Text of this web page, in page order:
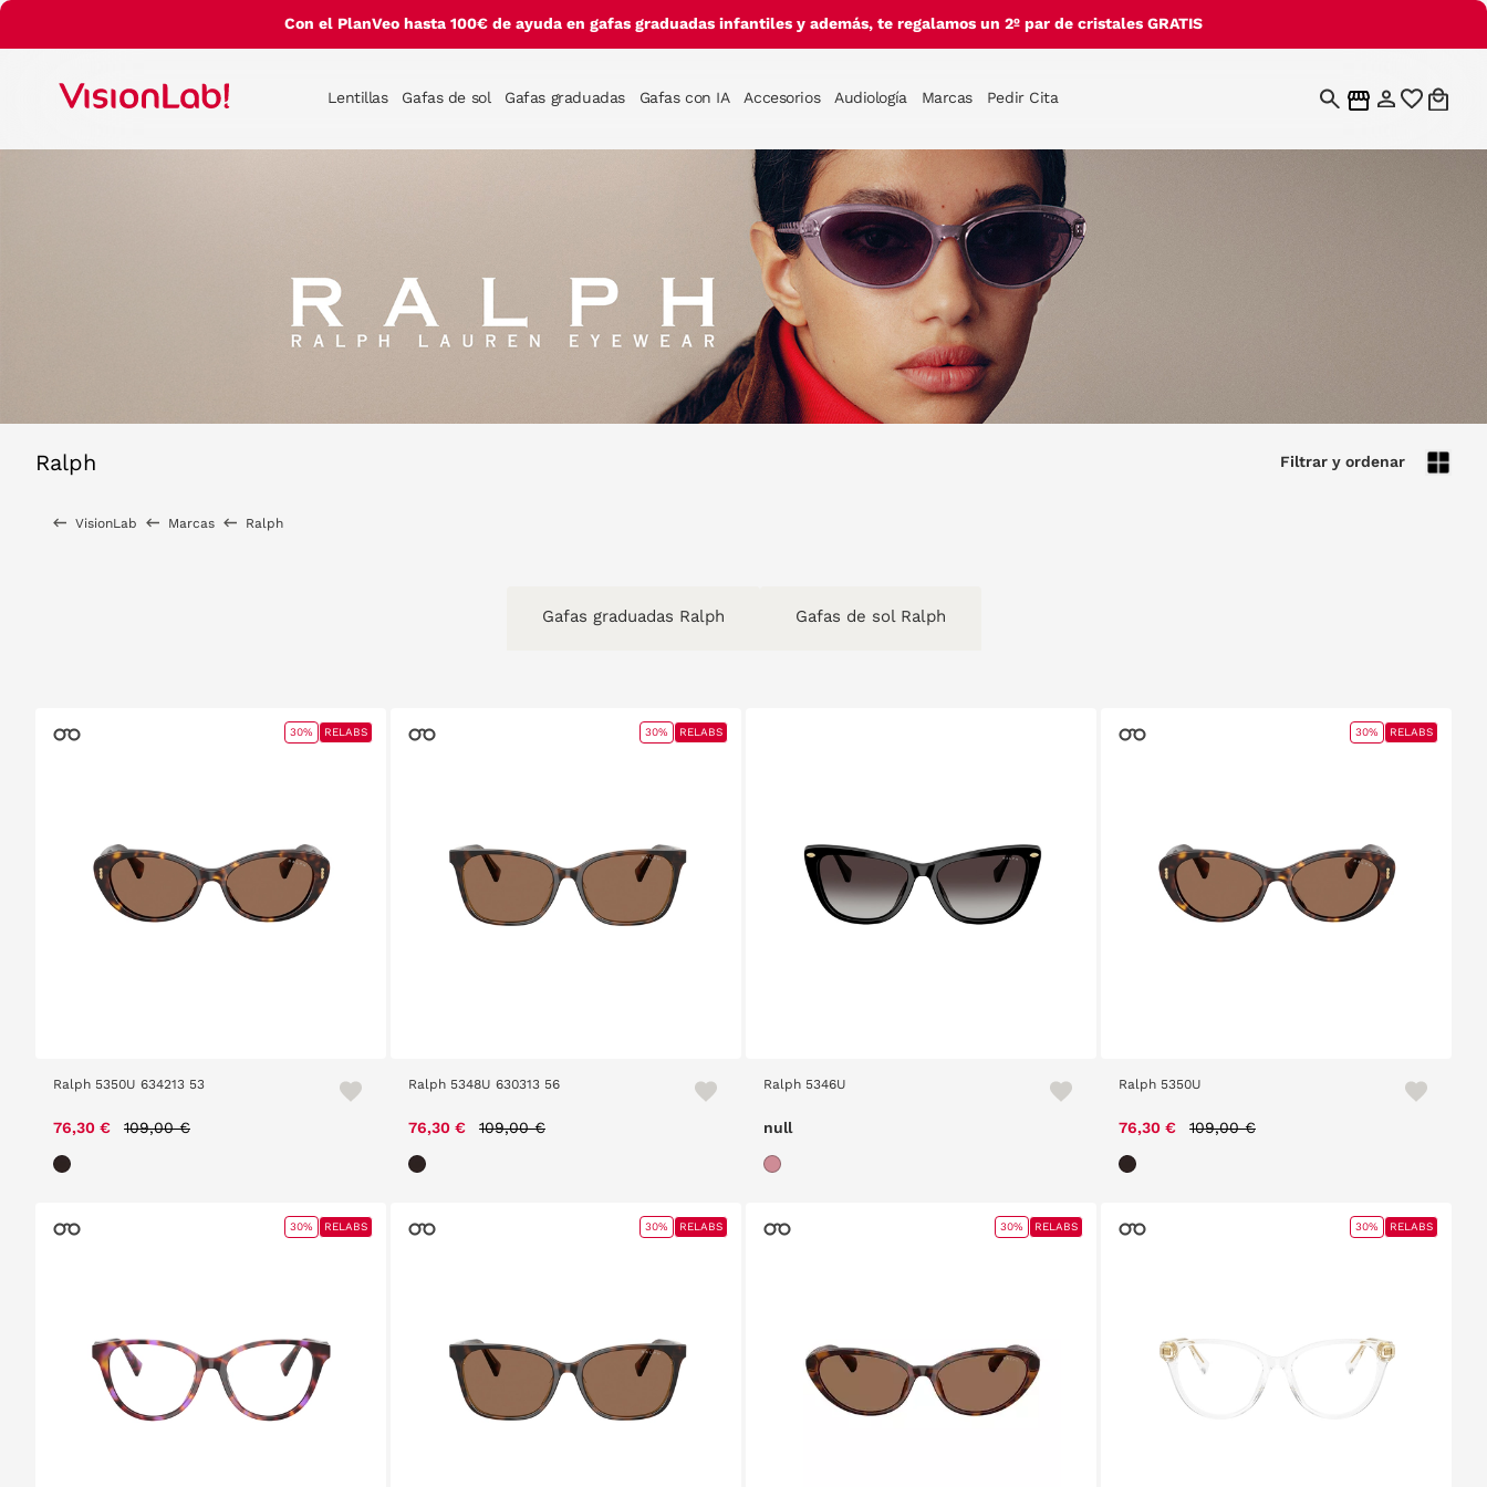
Con el PlanVeo hasta 100€ de ayuda en gafas graduadas infantiles y además, te regalamos un 2º par de cristales GRATIS
Lentillas Gafas de sol Gafas graduadas Gafas con IA Accesorios Audiología Marcas Pedir Cita
Ralph Filtrar y ordenar
VisionLab Marcas Ralph
Gafas graduadas Ralph Gafas de sol Ralph
Ralph 5350U 634213 53
76,30 € Price reduced from
109,00 €
30% RELABS
Ralph 5348U 630313 56
76,30 € Price reduced from
109,00 €
30% RELABS
Ralph 5346U
null
Ralph 5350U
76,30 € Price reduced from
109,00 €
30% RELABS
30% RELABS 30% RELABS 30% RELABS 30% RELABS